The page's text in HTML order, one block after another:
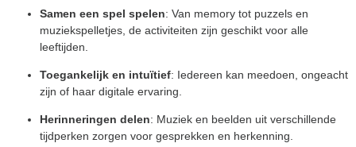
Samen een spel spelen: Van memory tot puzzels en
muziekspelletjes, de activiteiten zijn geschikt voor alle
leeftijden.
Toegankelijk en intuïtief: Iedereen kan meedoen, ongeacht
zijn of haar digitale ervaring.
Herinneringen delen: Muziek en beelden uit verschillende
tijdperken zorgen voor gesprekken en herkenning.